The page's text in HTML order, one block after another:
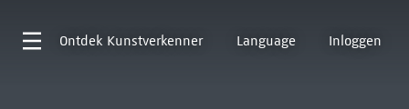
Ontdek Kunstverkenner Language Inloggen